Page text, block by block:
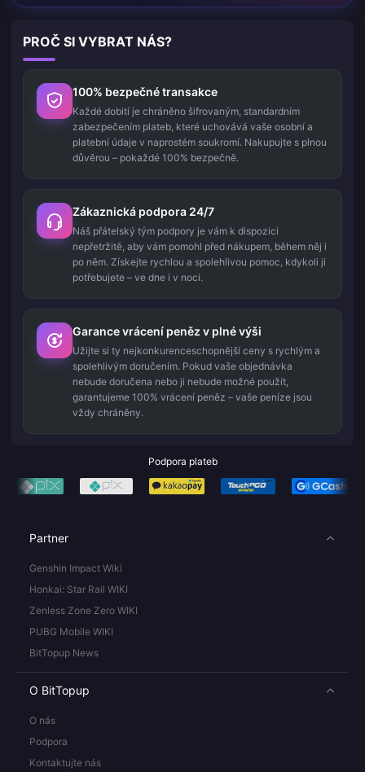
PROČ SI VYBRAT NÁS?
100% bezpečné transakce
Každé dobití je chráněno šifrovaným, standardním
zabezpečením plateb, které uchovává vaše osobní a
platební údaje v naprostém soukromí. Nakupujte s plnou
důvěrou – pokaždé 100% bezpečně.
Zákaznická podpora 24/7
Náš přátelský tým podpory je vám k dispozici
nepřetržitě, aby vám pomohl před nákupem, během něj i
po něm. Získejte rychlou a spolehlivou pomoc, kdykoli ji
potřebujete – ve dne i v noci.
Garance vrácení peněz v plné výši
Užijte si ty nejkonkurenceschopnější ceny s rychlým a
spolehlivým doručením. Pokud vaše objednávka
nebude doručena nebo ji nebude možné použít,
garantujeme 100% vrácení peněz – vaše peníze jsou
vždy chráněny.
Podpora plateb
Partner
Genshin Impact Wiki
Honkai: Star Rail WIKI
Zenless Zone Zero WIKI
PUBG Mobile WIKI
BitTopup News
O BitTopup
O nás
Podpora
Kontaktujte nás